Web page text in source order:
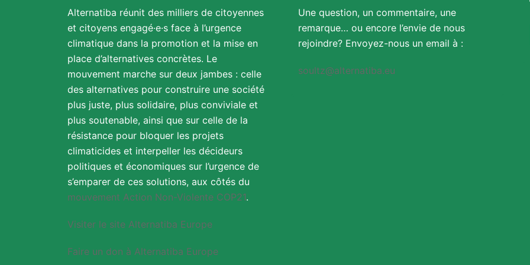
Alternatiba réunit des milliers de citoyennes
et citoyens engagé·e·s face à l’urgence
climatique dans la promotion et la mise en
place d’alternatives concrètes. Le
mouvement marche sur deux jambes : celle
des alternatives pour construire une société
plus juste, plus solidaire, plus conviviale et
plus soutenable, ainsi que sur celle de la
résistance pour bloquer les projets
climaticides et interpeller les décideurs
politiques et économiques sur l’urgence de
s’emparer de ces solutions, aux côtés du
mouvement Action Non-Violente COP21.
Visiter le site Alternatiba Europe
Faire un don à Alternatiba Europe
Une question, un commentaire, une
remarque… ou encore l’envie de nous
rejoindre? Envoyez-nous un email à :
soultz@alternatiba.eu